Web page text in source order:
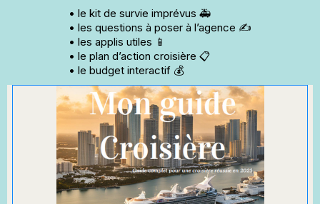
• le kit de survie imprévus 🚑
• les questions à poser à l’agence ✍️
• les applis utiles 📱
• le plan d’action croisière 📋
• le budget interactif 💰